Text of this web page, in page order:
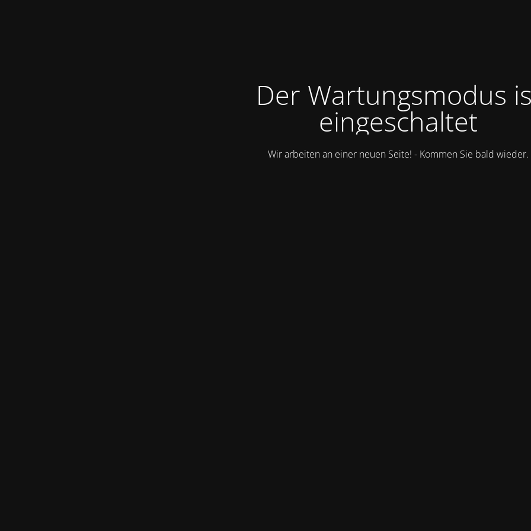
Der Wartungsmodus
eingeschaltet
Wir arbeiten an einer neuen Seite! - Kommen Sie bald wieder.